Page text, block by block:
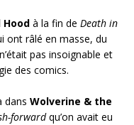
Hood à la fin de Death in
ont râlé en masse, du
pas insoignable et
des comics.
dans Wolverine & the
forwardqu’on avait eu